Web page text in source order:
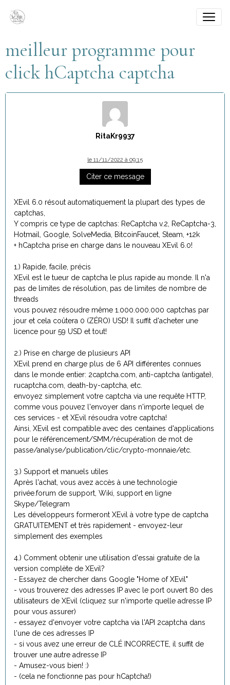
meilleur programme pour
click hCaptcha captcha
RitaKr9937
le 11/11/2022 à 09:15
Citer ce message
XEvil 6.0 résout automatiquement la plupart des types de
captchas,
Y compris ce type de captchas: ReCaptcha v.2, ReCaptcha-3,
Hotmail, Google, SolveMedia, BitcoinFaucet, Steam, +12k
+ hCaptcha prise en charge dans le nouveau XEvil 6.0!
1.) Rapide, facile, précis
XEvil est le tueur de captcha le plus rapide au monde. Il n'a
pas de limites de résolution, pas de limites de nombre de
threads
vous pouvez résoudre même 1.000.000.000 captchas par
jour et cela coûtera 0 (ZÉRO) USD! Il suffit d'acheter une
licence pour 59 USD et tout!
2.) Prise en charge de plusieurs API
XEvil prend en charge plus de 6 API différentes connues
dans le monde entier: 2captcha.com, anti-captcha (antigate),
rucaptcha.com, death-by-captcha, etc.
envoyez simplement votre captcha via une requête HTTP,
comme vous pouvez l'envoyer dans n'importe lequel de
ces services - et XEvil résoudra votre captcha!
Ainsi, XEvil est compatible avec des centaines d'applications
pour le référencement/SMM/récupération de mot de
passe/analyse/publication/clic/crypto-monnaie/etc.
3.) Support et manuels utiles
Après l'achat, vous avez accès à une technologie
privée.forum de support, Wiki, support en ligne
Skype/Telegram
Les développeurs formeront XEvil à votre type de captcha
GRATUITEMENT et très rapidement - envoyez-leur
simplement des exemples
4.) Comment obtenir une utilisation d'essai gratuite de la
version complète de XEvil?
- Essayez de chercher dans Google "Home of XEvil"
- vous trouverez des adresses IP avec le port ouvert 80 des
utilisateurs de XEvil (cliquez sur n'importe quelle adresse IP
pour vous assurer)
- essayez d'envoyer votre captcha via l'API 2captcha dans
l'une de ces adresses IP
- si vous avez une erreur de CLÉ INCORRECTE, il suffit de
trouver une autre adresse IP
- Amusez-vous bien! :)
- (cela ne fonctionne pas pour hCaptcha!)